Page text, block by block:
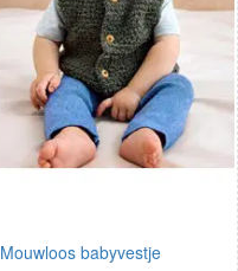
Mouwloos babyvestje